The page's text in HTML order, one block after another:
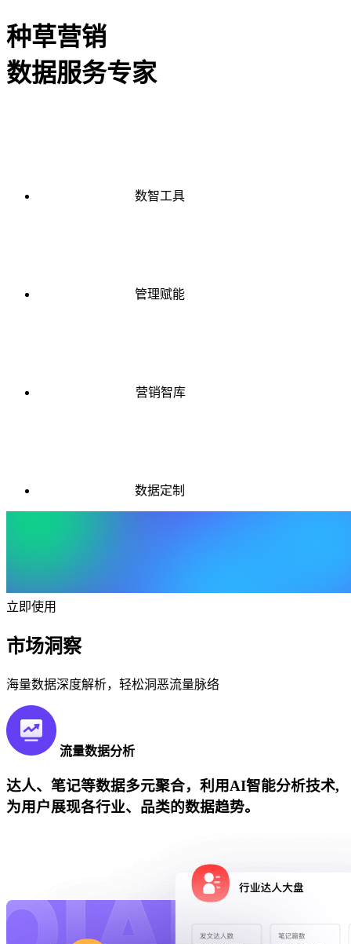
种草营销
数据服务专家
数智工具
管理赋能
营销智库
数据定制
立即使用
市场洞察
海量数据深度解析，轻松洞恶流量脉络
流量数据分析
达人、笔记等数据多元聚合，利用AI智能分析技术,
为用户展现各行业、品类的数据趋势。